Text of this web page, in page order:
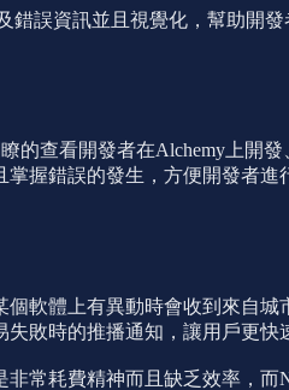
錯誤資訊並且視覺化，幫助開發
的查看開發者在Alchemy上開
握錯誤的發生，方便開發者進
軟體上有異動時會收到來自
敗時的推播通知，讓用戶更快
常耗費精神而且缺乏效率，